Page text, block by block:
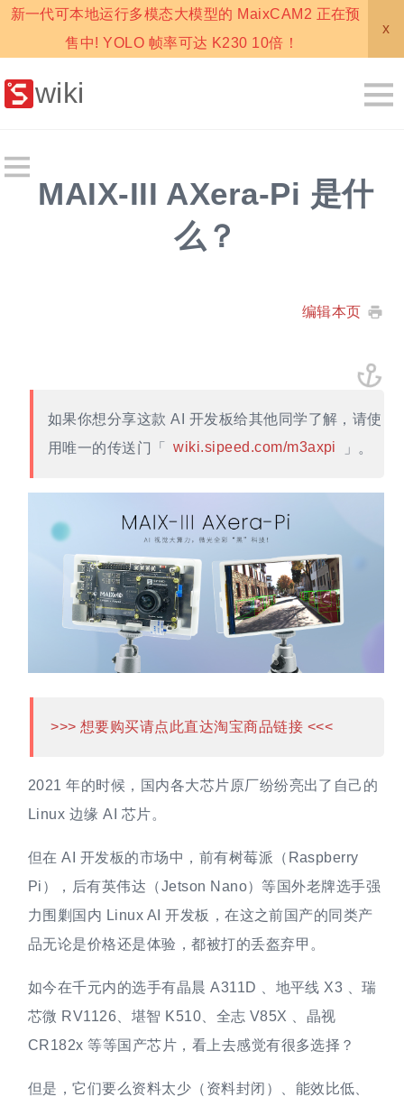
新一代可本地运行多模态大模型的 MaixCAM2 正在预
售中! YOLO 帧率可达 K230 10倍！
x
wiki
MAIX-III AXera-Pi 是什
么？
编辑本页
如果你想分享这款 AI 开发板给其他同学了解，请使
用唯一的传送门「
wiki.sipeed.com/m3axpi 」。
>>> 想要购买请点此直达淘宝商品链接 <<<
2021 年的时候，国内各大芯片原厂纷纷亮出了自己的
Linux 边缘 AI 芯片。
但在 AI 开发板的市场中，前有树莓派（Raspberry
Pi），后有英伟达（Jetson Nano）等国外老牌选手强
力围剿国内 Linux AI 开发板，在这之前国产的同类产
品无论是价格还是体验，都被打的丢盔弃甲。
如今在千元内的选手有晶晨 A311D 、地平线 X3 、瑞
芯微 RV1126、堪智 K510、全志 V85X 、晶视
CR182x 等等国产芯片，看上去感觉有很多选择？
但是，它们要么资料太少（资料封闭）、能效比低、